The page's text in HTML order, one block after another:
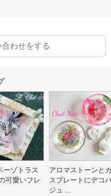
わせをする
ーゾトラス
可愛いフレ
アロマストーンと
スプレートにデコ
ジュ ...